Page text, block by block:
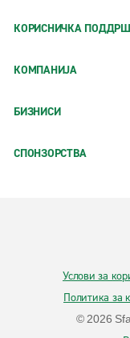
КОРИСНИЧКА
КОМПАНИЈА
БИЗНИСИ
СПОНЗОРСТВА
Услови за
Политика за
© 2026